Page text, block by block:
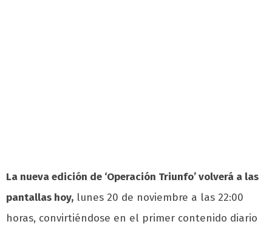
La nueva edición de ‘Operación Triunfo’ volverá a las
pantallas hoy, lunes 20 de noviembre a las 22:00
horas, convirtiéndose en el primer contenido diario